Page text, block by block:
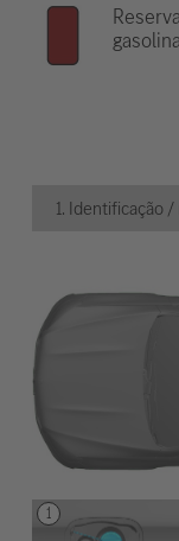
gasolina
1. Identificação